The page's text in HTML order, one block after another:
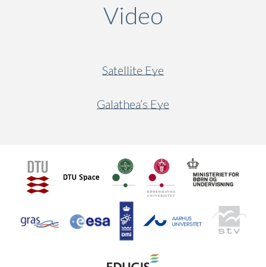
Video
Satellite Eye
Galathea’s Eye